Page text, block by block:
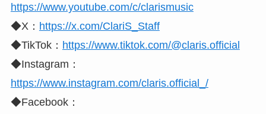
https://www.youtube.com/c/clarismusic
◆X： https://x.com/ClariS_Staff
◆TikTok： https://www.tiktok.com/@claris.official
◆Instagram：
https://www.instagram.com/claris.official_/
◆Facebook：